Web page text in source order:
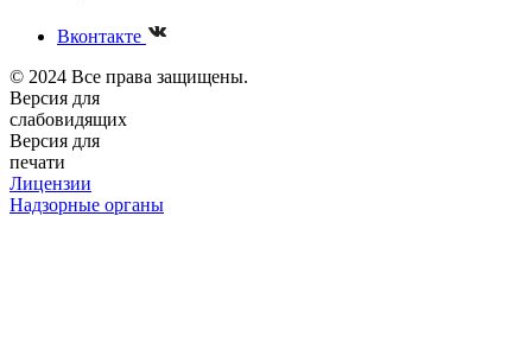
Вконтакте
© 2024 Все права защищены.
Версия для
слабовидящих
Версия для
печати
Лицензии
Надзорные органы